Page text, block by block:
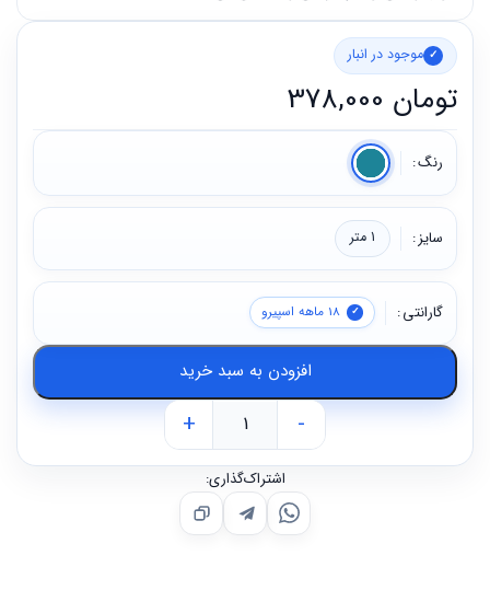
تومان
موجود در انبار
رنگ
سایز 1 متر
گارانتی 18 ماهه اسپیرو
-
+
افزودن به سبد خرید
اشتراک‌گذاری: